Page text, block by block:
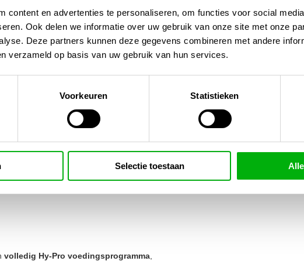
content en advertenties te personaliseren, om functies voor social
Ook delen we informatie over uw gebruik van onze site met onze
Deze partners kunnen deze gegevens combineren met andere
verzameld op basis van uw gebruik van hun services.
Voorkeuren Statistieken
Selectie toestaan
volledig Hy-Pro voedingsprogramma